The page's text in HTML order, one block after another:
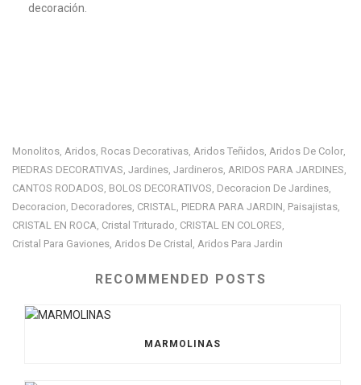
decoración.
Monolitos, Aridos, Rocas Decorativas, Aridos Teñidos, Aridos De Color,
PIEDRAS DECORATIVAS, Jardines, Jardineros, ARIDOS PARA JARDINES,
CANTOS RODADOS, BOLOS DECORATIVOS, Decoracion De Jardines,
Decoracion, Decoradores, CRISTAL, PIEDRA PARA JARDIN, Paisajistas,
CRISTAL EN ROCA, Cristal Triturado, CRISTAL EN COLORES,
Cristal Para Gaviones, Aridos De Cristal , Aridos Para Jardin
RECOMMENDED POSTS
MARMOLINAS